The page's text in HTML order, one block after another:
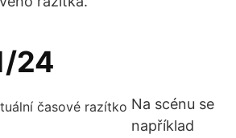
24
Na scénu se
například